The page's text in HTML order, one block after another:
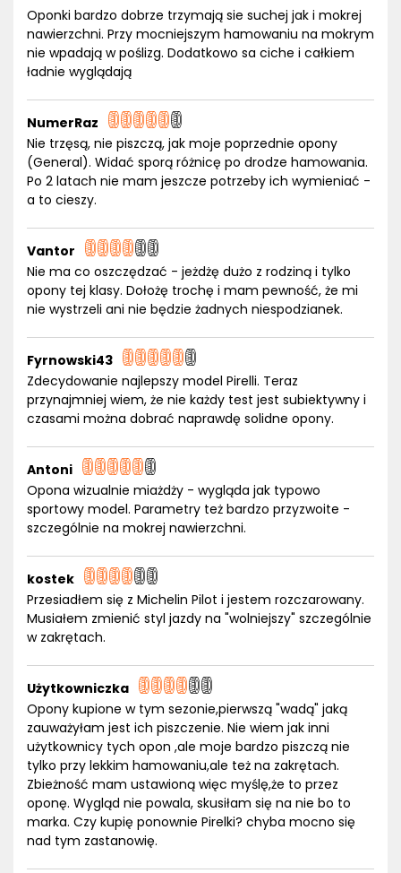
Oponki bardzo dobrze trzymają sie suchej jak i mokrej
nawierzchni. Przy mocniejszym hamowaniu na mokrym
nie wpadają w poślizg. Dodatkowo sa ciche i całkiem
ładnie wyglądają
NumerRaz
Nie trzęsą, nie piszczą, jak moje poprzednie opony
(General). Widać sporą różnicę po drodze hamowania.
Po 2 latach nie mam jeszcze potrzeby ich wymieniać -
a to cieszy.
Vantor
Nie ma co oszczędzać - jeżdżę dużo z rodziną i tylko
opony tej klasy. Dołożę trochę i mam pewność, że mi
nie wystrzeli ani nie będzie żadnych niespodzianek.
Fyrnowski43
Zdecydowanie najlepszy model Pirelli. Teraz
przynajmniej wiem, że nie każdy test jest subiektywny i
czasami można dobrać naprawdę solidne opony.
Antoni
Opona wizualnie miażdży - wygląda jak typowo
sportowy model. Parametry też bardzo przyzwoite -
szczególnie na mokrej nawierzchni.
kostek
Przesiadłem się z Michelin Pilot i jestem rozczarowany.
Musiałem zmienić styl jazdy na "wolniejszy" szczególnie
w zakrętach.
Użytkowniczka
Opony kupione w tym sezonie,pierwszą "wadą" jaką
zauważyłam jest ich piszczenie. Nie wiem jak inni
użytkownicy tych opon ,ale moje bardzo piszczą nie
tylko przy lekkim hamowaniu,ale też na zakrętach.
Zbieżność mam ustawioną więc myślę,że to przez
oponę. Wygląd nie powala, skusiłam się na nie bo to
marka. Czy kupię ponownie Pirelki? chyba mocno się
nad tym zastanowię.